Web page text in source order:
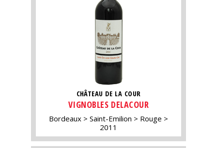
CHÂTEAU DE LA COUR
VIGNOBLES DELACOUR
Bordeaux Saint-Emilion
Rouge
2011